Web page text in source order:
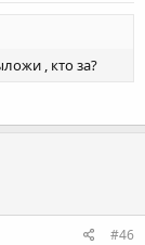
, кто за?
#46